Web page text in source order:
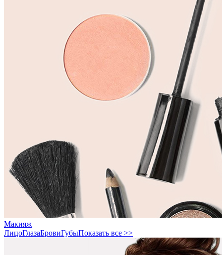
Макияж
ЛицоГлазаБровиГубыПоказать все >>